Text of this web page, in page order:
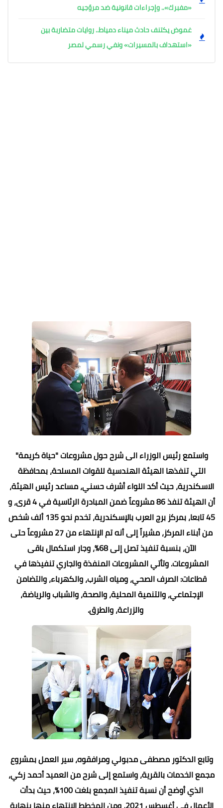
«مفبرك».. وإجراءات قانونية ضد مروّجيه
غموض يكتنف حادث ميناء دمياط.. روايات متضاربة بين
«استهداف بالمسيرات» ونفي رسمي لمصر
واستمع رئيس الوزراء الى شرح حول مشروعات "حياة كريمة"
التي تنفذها الهيئة الهندسية للقوات المسلحة، بمحافظة
الاسكندرية، حيث أكد اللواء أشرف حسني، مساعد رئيس الهيئة،
أن الهيئة تنفذ 86 مشروعاً ضمن المبادرة الرئاسية في 4 قرى، و
45 تابعا، بمركز برج العرب بالإسكندرية، تخدم نحو 135 ألف شخص
من أبناء المركز، مشيراً إلى أنه تم الإنتهاء من 27 مشروعاً حتى
الآن، بنسبة تنفيذ تصل إلى 68%، وجار استكمال باقى
المشروعات. وتأتي المشروعات المنفذة والجاري تنفيذها في
قطاعات: الصرف الصحي، ومياه الشرب، والكهرباء، والتضامن
الإجتماعي، والتنمية المحلية، والصحة، والشباب والرياضة،
والزراعة، والطرق.
وتابع الدكتور مصطفى مدبولي ومرافقوه، سير العمل بمشروع
مجمع الخدمات بالقرية، واستمع إلى شرح من العميد أحمد زكي،
الذي أوضح أن نسبة تنفيذ المجمع بلغت 100%، حيث بدأت